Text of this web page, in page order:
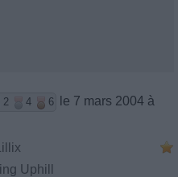
2 4 6
le 7 mars 2004 à
Lillix
Uphill